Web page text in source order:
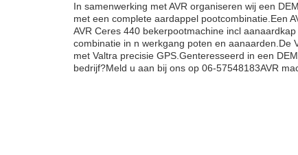
In samenwerking met AVR organiseren wij een
met een complete aardappel pootcombinatie.Een
AVR Ceres 440 bekerpootmachine incl
combinatie in n werkgang poten en aanaarden.De
met Valtra precisie GPS.Genteresseerd in een
bedrijf?Meld u aan bij ons op 06-57548183AVR